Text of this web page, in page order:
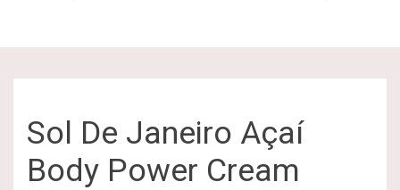
Sol De Janeiro Açaí
Body Power Cream